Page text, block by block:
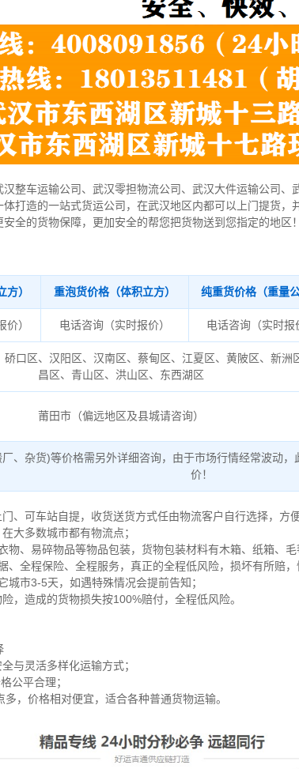
整车运输公司、武汉零担物流公司、武汉大件运输公司、
打造的一站式货运公司，在武汉地区内都可以上门提货，
全的货物保障，更加安全的帮您把货物送到您指定的地区！
） 重泡货价格（体积立方） 纯重货价格（重量公
） 电话咨询（实时报价） 电话咨询（实时报
硚口区、汉阳区、汉南区、蔡甸区、江夏区、黄陂区、新洲
昌区、青山区、洪山区、东西湖区
莆田市（偏远地区及县城请咨询）
、杂货)等价格需另外详细咨询，由于市场行情经常波动
价！
、可车站自提，收货送货方式任由物流客户自行选择，方便
大多数城市都有物流点；
、易碎物品等物品包装，货物包装材料有木箱、纸箱、毛
全程保险、全程服务，真正的全程低风险，损坏有所赔，
市3-5天，如遇特殊情况会提前告知；
，造成的货物损失按100%赔付，全程低风险。
与灵活多样化运输方式；
公平合理；
，价格相对便宜，适合各种普通货物运输。